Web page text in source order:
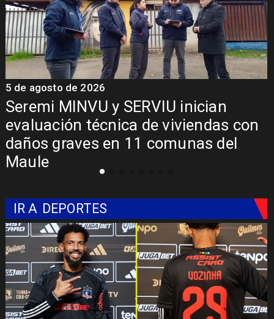
Fondo Orasmi entrega apoyo a
familia de Romeral para costear
alimentación especializada de niño
con Síndrome de Intestino Corto
5 de agosto de 2026
IR A DEPORTES